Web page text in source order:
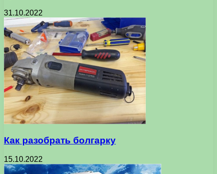
31.10.2022
Как разобрать болгарку
15.10.2022